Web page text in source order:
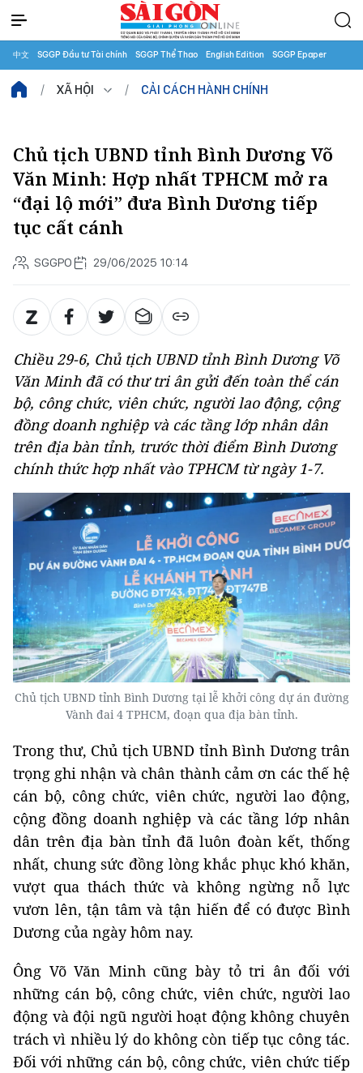
中文 SGGP Đầu tư Tài chính SGGP Thể Thao English Edition SGGP Epaper
XÃ HỘI CẢI CÁCH HÀNH CHÍNH
Chủ tịch UBND tỉnh Bình Dương Võ
Văn Minh: Hợp nhất TPHCM mở ra
“đại lộ mới” đưa Bình Dương tiếp
tục cất cánh
SGGPO 29/06/2025 10:14
Chiều 29-6, Chủ tịch UBND tỉnh Bình Dương Võ
Văn Minh đã có thư tri ân gửi đến toàn thể cán
bộ, công chức, viên chức, người lao động, cộng
đồng doanh nghiệp và các tầng lớp nhân dân
trên địa bàn tỉnh, trước thời điểm Bình Dương
chính thức hợp nhất vào TPHCM từ ngày 1-7.
Chủ tịch UBND tỉnh Bình Dương tại lễ khởi công dự án đường
Vành đai 4 TPHCM, đoạn qua địa bàn tỉnh.
Trong thư, Chủ tịch UBND tỉnh Bình Dương trân
trọng ghi nhận và chân thành cảm ơn các thế hệ
cán bộ, công chức, viên chức, người lao động,
cộng đồng doanh nghiệp và các tầng lớp nhân
dân trên địa bàn tỉnh đã luôn đoàn kết, thống
nhất, chung sức đồng lòng khắc phục khó khăn,
vượt qua thách thức và không ngừng nỗ lực
vươn lên, tận tâm và tận hiến để có được Bình
Dương của ngày hôm nay.
Ông Võ Văn Minh cũng bày tỏ tri ân đối với
những cán bộ, công chức, viên chức, người lao
động và đội ngũ người hoạt động không chuyên
trách vì nhiều lý do không còn tiếp tục công tác.
Đối với những cán bộ, công chức, viên chức tiếp